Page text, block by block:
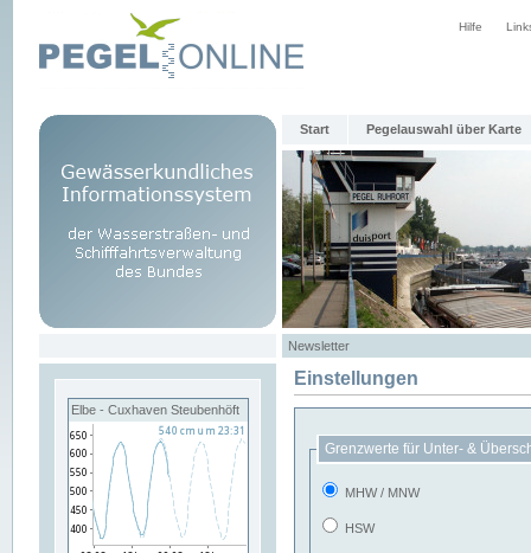
Hilfe
Start Pegelauswahl über Karte
Newsletter
Elbe - Cuxhaven Steubenhöft
Einstellungen
Grenzwerte für Unter- &
MHW / MNW
HSW